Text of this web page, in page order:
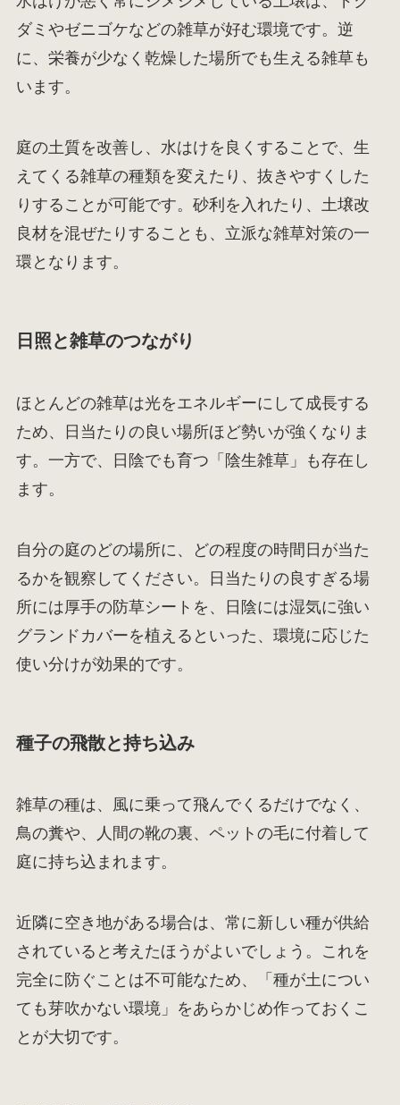
ダミやゼニゴケなどの雑草が好む環境です。逆
に、栄養が少なく乾燥した場所でも生える雑草も
います。
庭の土質を改善し、水はけを良くすることで、生
えてくる雑草の種類を変えたり、抜きやすくした
りすることが可能です。砂利を入れたり、土壌改
良材を混ぜたりすることも、立派な雑草対策の一
環となります。
日照と雑草のつながり
ほとんどの雑草は光をエネルギーにして成長する
ため、日当たりの良い場所ほど勢いが強くなりま
す。一方で、日陰でも育つ「陰生雑草」も存在し
ます。
自分の庭のどの場所に、どの程度の時間日が当た
るかを観察してください。日当たりの良すぎる場
所には厚手の防草シートを、日陰には湿気に強い
グランドカバーを植えるといった、環境に応じた
使い分けが効果的です。
種子の飛散と持ち込み
雑草の種は、風に乗って飛んでくるだけでなく、
鳥の糞や、人間の靴の裏、ペットの毛に付着して
庭に持ち込まれます。
近隣に空き地がある場合は、常に新しい種が供給
されていると考えたほうがよいでしょう。これを
完全に防ぐことは不可能なため、「種が土につい
ても芽吹かない環境」をあらかじめ作っておくこ
とが大切です。